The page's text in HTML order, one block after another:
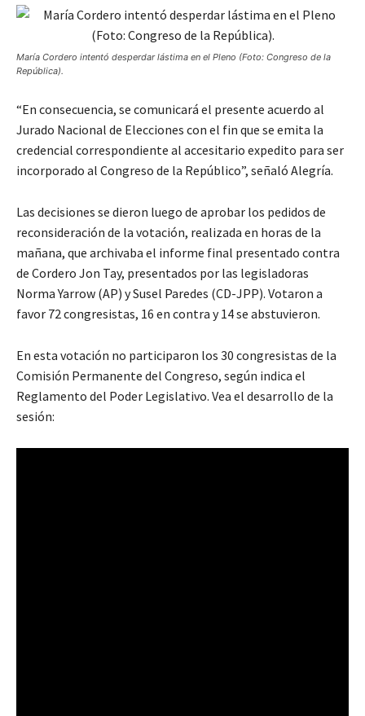
María Cordero intentó desperdar lástima en el Pleno (Foto: Congreso de la
República).
“En consecuencia, se comunicará el presente acuerdo al
Jurado Nacional de Elecciones con el fin que se emita la
credencial correspondiente al accesitario expedito para ser
incorporado al Congreso de la Repúblico”, señaló Alegría.
Las decisiones se dieron luego de aprobar los pedidos de
reconsideración de la votación, realizada en horas de la
mañana, que archivaba el informe final presentado contra
de Cordero Jon Tay, presentados por las legisladoras
Norma Yarrow (AP) y Susel Paredes (CD-JPP). Votaron a
favor 72 congresistas, 16 en contra y 14 se abstuvieron.
En esta votación no participaron los 30 congresistas de la
Comisión Permanente del Congreso, según indica el
Reglamento del Poder Legislativo. Vea el desarrollo de la
sesión: